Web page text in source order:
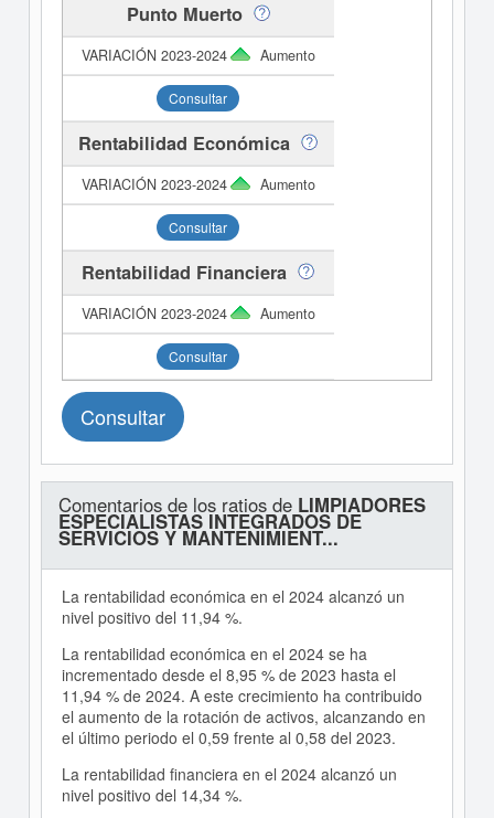
Punto Muerto
Aumento
Consultar
Rentabilidad Económica
Aumento
Consultar
Rentabilidad Financiera
Aumento
Consultar
Consultar
Comentarios de los ratios de LIMPIADORES
ESPECIALISTAS INTEGRADOS DE
SERVICIOS Y MANTENIMIENT...
La rentabilidad económica en el 2024 alcanzó un
nivel positivo del 11,94 %.
La rentabilidad económica en el 2024 se ha
incrementado desde el 8,95 % de 2023 hasta el
11,94 % de 2024. A este crecimiento ha contribuido
el aumento de la rotación de activos, alcanzando en
el último periodo el 0,59 frente al 0,58 del 2023.
La rentabilidad financiera en el 2024 alcanzó un
nivel positivo del 14,34 %.